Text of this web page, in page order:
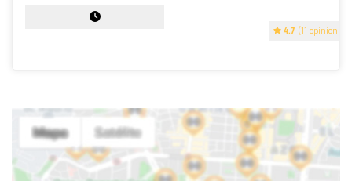
4.7 (11 opinioni)